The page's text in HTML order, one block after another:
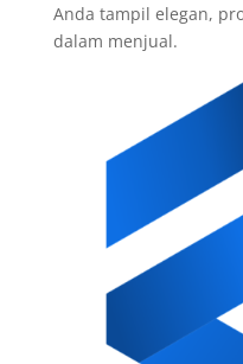
Anda tampil elegan,
dalam menjual.